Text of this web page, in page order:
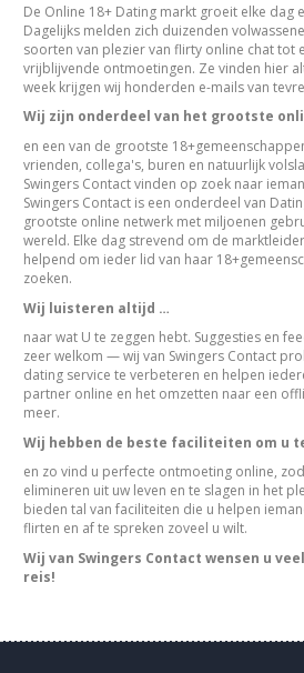
De Online 18+ Dating markt groeit elke dag
Dagelijks melden zich duizenden
soorten van plezier van flirty online chat tot
vrijblijvende ontmoetingen. Ze vinden hier
week krijgen wij honderden e-mails van
Wij zijn onderdeel van het grootste
en een van de grootste
vrienden, collega's, buren en natuurlijk
Swingers Contact vinden op zoek naar
Swingers Contact is een onderdeel van
grootste online netwerk met miljoenen
wereld. Elke dag strevend om de
helpend om ieder lid van haar
zoeken.
Wij luisteren altijd …
naar wat U te zeggen hebt. Suggesties en
zeer welkom — wij van Swingers Contact
dating service te verbeteren en helpen
partner online en het omzetten naar een
meer.
Wij hebben de beste faciliteiten om u
en zo vind u perfecte ontmoeting online,
elimineren uit uw leven en te slagen in het
bieden tal van faciliteiten die u helpen
flirten en af te spreken zoveel u wilt.
Wij van Swingers Contact wensen u
reis!